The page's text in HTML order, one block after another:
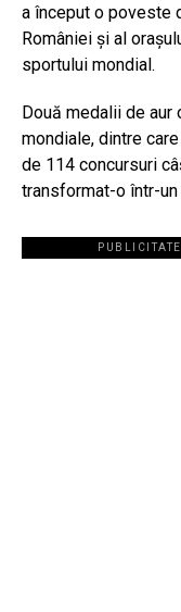
a început o poveste
României și al
sportului mondial.
Două medalii de
mondiale, dintre
de 114 concursuri
transformat-o într-